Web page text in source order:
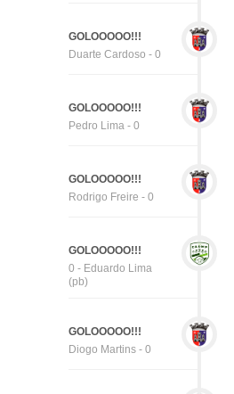
GOLOOOOO!!!
Duarte Cardoso - 0
GOLOOOOO!!!
Pedro Lima - 0
GOLOOOOO!!!
Rodrigo Freire - 0
GOLOOOOO!!!
0 - Eduardo Lima
(pb)
GOLOOOOO!!!
Diogo Martins - 0